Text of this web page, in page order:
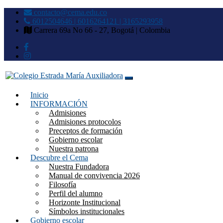
contacto@cema.edu.co
6012504646 | 6016264121 | 3165293958
Carrera 69a No 66 - 27, Bogotá | Colombia
Colegio Estrada María
Inicio
INFORMACIÓN
Admisiones
Admisiones protocolos
Preceptos de formación
Gobierno escolar
Nuestra patrona
Descubre el Cema
Nuestra Fundadora
Manual de convivencia 2026
Filosofía
Perfil del alumno
Horizonte Institucional
Símbolos institucionales
Gobierno escolar